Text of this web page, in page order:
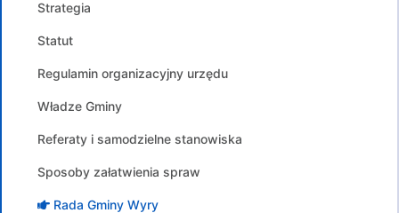
Strategia
Statut
Regulamin organizacyjny urzędu
Władze Gminy
Referaty i samodzielne stanowiska
Sposoby załatwienia spraw
Rada Gminy Wyry